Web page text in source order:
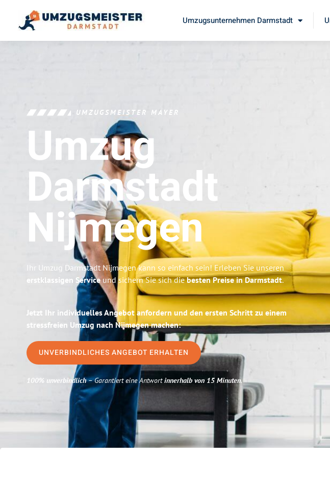
Umzugsunternehmen Darmstadt
UMZUGSMEISTER MAYER
Umzug
Darmstadt
Nijmegen
Ihr Umzug Darmstadt Nijmegen kann so einfach sein! Erleben Sie unseren
erstklassigen Serviceund sichern Sie sich diebesten Preise in Darmstadt.
Jetzt Ihr individuelles Angebot anfordern und den ersten Schritt zu einem
stressfreien Umzug nach Nijmegen machen:
UNVERBINDLICHES ANGEBOT ERHALTEN
100% unverbindlich– Garantiert eine Antwortinnerhalb von 15 Minuten.